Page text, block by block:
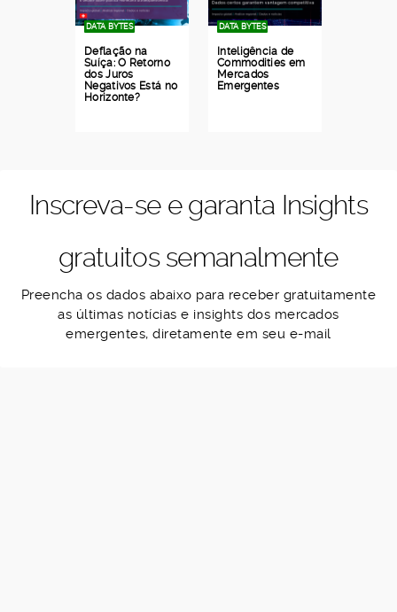
DATA BYTES
Deflação na
Suíça: O Retorno
dos Juros
Negativos Está no
Horizonte?
DATA BYTES
Inteligência de
Commodities em
Mercados
Emergentes
Inscreva-se e garanta Insights
gratuitos semanalmente
Preencha os dados abaixo para receber gratuitamente
as últimas notícias e insights dos mercados
emergentes, diretamente em seu e-mail